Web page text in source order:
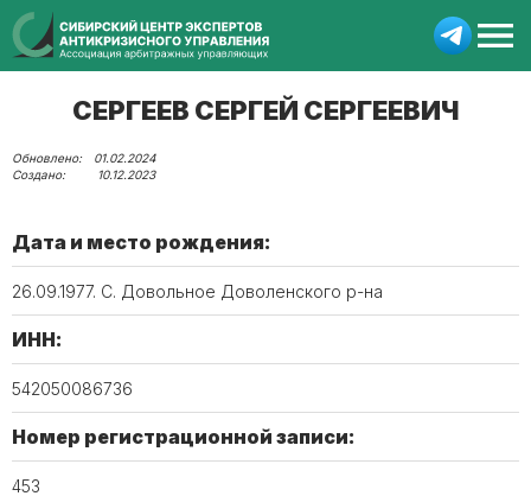
СЕРГЕЕВ СЕРГЕЙ СЕРГЕЕВИЧ
01.02.2024
10.12.2023
Дата и место рождения:
26.09.1977. С. Довольное Доволенского р-на
ИНН:
542050086736
Номер регистрационной записи:
453